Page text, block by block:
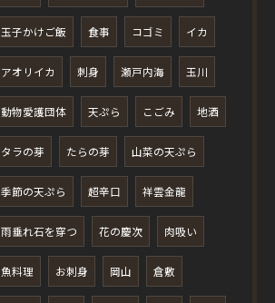
玉子かけご飯 食事 コゴミ イカ
アオリイカ 刺身 瀬戸内海 玉川
動物愛護団体 天ぷら こごみ 地酒
タラの芽 たらの芽 山菜の天ぷら
季節の天ぷら 超辛口 祥雲金龍
雨垂れ石を穿つ 花の慶次 肉吸い
魚料理 お刺身 岡山 倉敷